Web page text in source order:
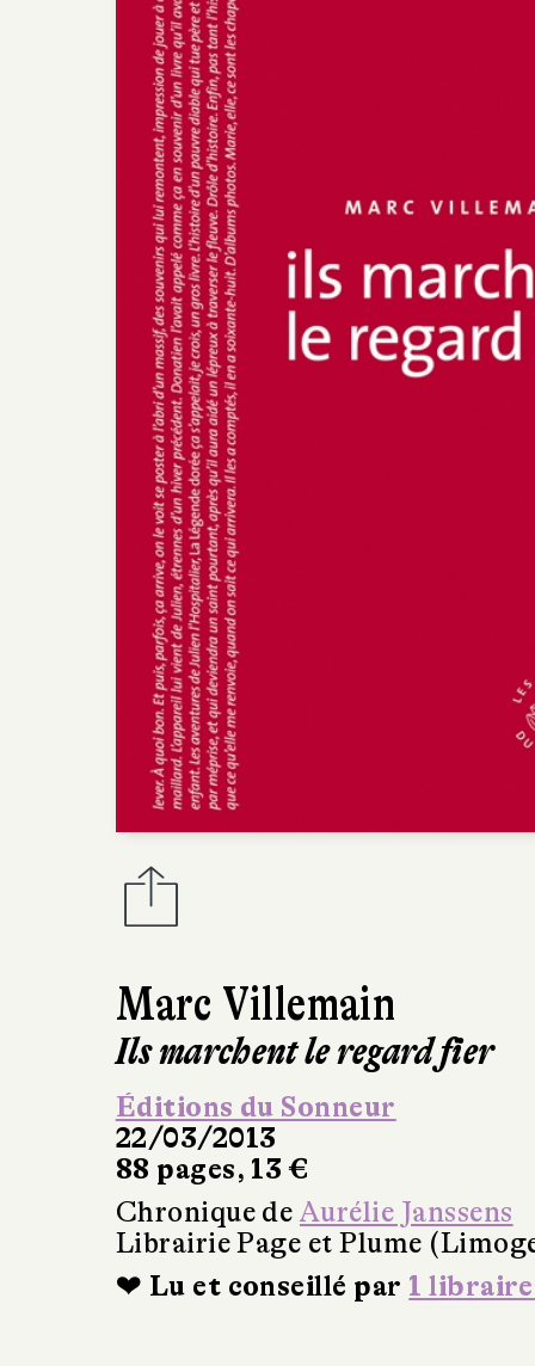
Marc Villemain
Ils marchent le regard fier
Éditions du Sonneur
22/03/2013
88 pages, 13 €
Chronique de Aurélie Janssens
Librairie Page et Plume
❤ Lu et conseillé par 1